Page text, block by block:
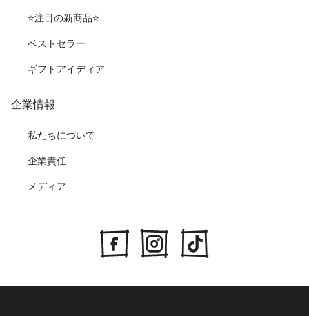
⭐️注目の新商品⭐️
ベストセラー
ギフトアイディア
企業情報
私たちについて
企業責任
メディア